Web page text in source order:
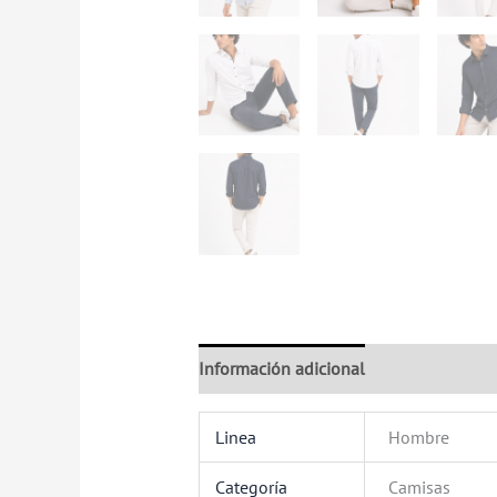
Información adicional
Linea Hombre
Categoría Camisas